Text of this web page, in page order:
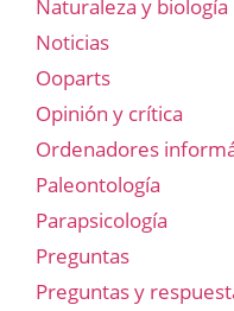
Naturaleza y biología
Noticias
Ooparts
Opinión y crítica
Ordenadores
Paleontología
Parapsicología
Preguntas
Preguntas y